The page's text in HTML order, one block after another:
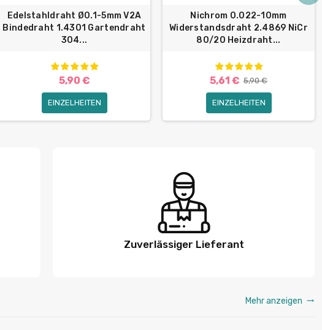
Edelstahldraht Ø0.1-5mm V2A
Bindedraht 1.4301 Gartendraht
304...
5,90 €
EINZELHEITEN
Nichrom 0.022-10mm
Widerstandsdraht 2.4869 NiCr
80/20 Heizdraht...
5,61 € 5,90 €
EINZELHEITEN
Zuverlässiger Lieferant
Mehr anzeigen trending_flat